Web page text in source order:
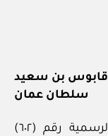
قابوس بن سعيد
سلطان عمان
نشر هذا المرسوم في عدد الجريدة الرسمية رقم (٦٠٢)